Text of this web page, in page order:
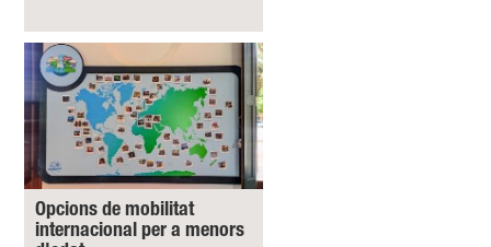
Opcions de mobilitat
internacional per a menors